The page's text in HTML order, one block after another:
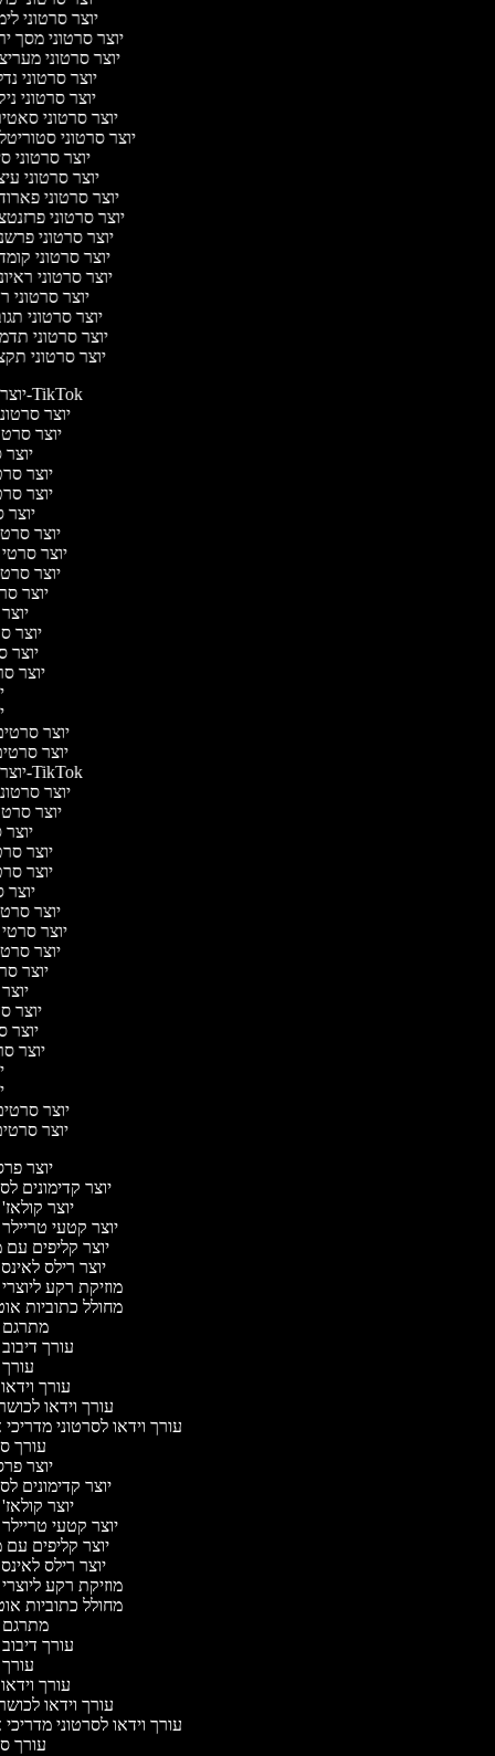
יוצר סרטוני
יוצר סרטוני מסך
יוצר סרטוני
יוצר סרטוני
יוצר סרטוני
יוצר סרטוני
יוצר סרטוני
יוצר סרטוני
יוצר סרטוני
יוצר סרטוני
יוצר סרטוני
יוצר סרטוני
יוצר סרטוני
יוצר סרטוני
יוצר סרטוני
יוצר סרטוני
יוצר סרטוני
יוצר סרטוני
יוצר סרטונים ל-TikTok
יוצר
יוצר
יוצר
יוצר
יוצר
יוצר
יוצר סרטי
יוצר
יוצר
יוצר
יוצר
יוצר
יוצר
יוצר
יוצר סרטונים ל-TikTok
יוצר
יוצר
יוצר
יוצר
יוצר
יוצר
יוצר סרטי
יוצר
יוצר
יוצר
יוצר
יוצר
יוצר
יוצר
יוצר
יוצר קדימונים
יוצר
יוצר קטעי
יוצר קליפים
יוצר רילס
מוזיקת רקע
מחולל כתוביות
עורך
עורך
עורך וידאו
עורך וידאו לסרטוני
עורך
יוצר
יוצר קדימונים
יוצר
יוצר קטעי
יוצר קליפים
יוצר רילס
מוזיקת רקע
מחולל כתוביות
עורך
עורך
עורך וידאו
עורך וידאו לסרטוני
עורך